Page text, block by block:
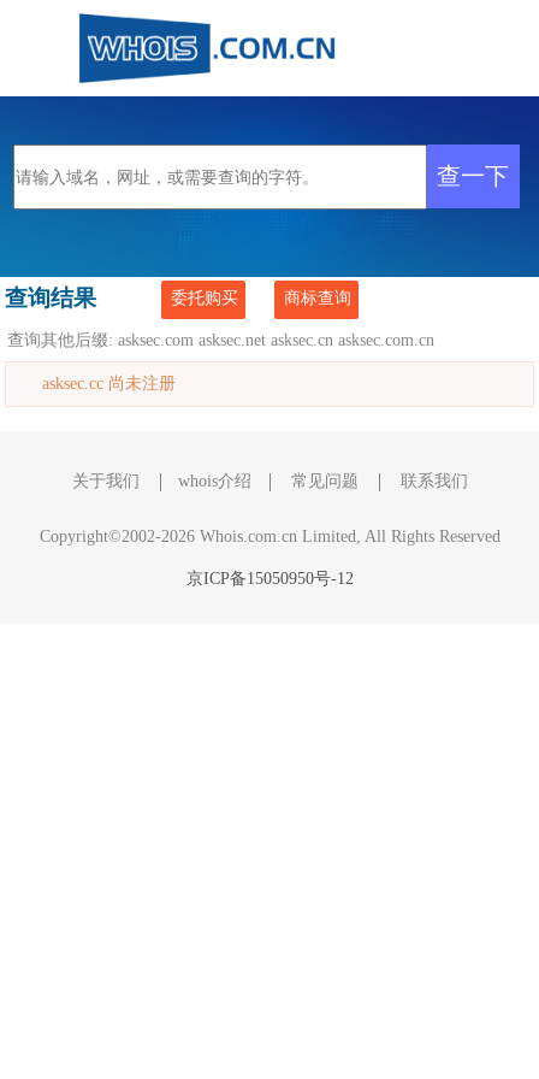
查询结果 委托购买 商标查询
查询其他后缀:asksec.com asksec.net asksec.cn asksec.com.cn
asksec.cc 尚未注册
关于我们 whois介绍 常见问题 联系我们
Copyright©2002-2026 Whois.com.cn Limited, All Rights Reserved
京ICP备15050950号-12